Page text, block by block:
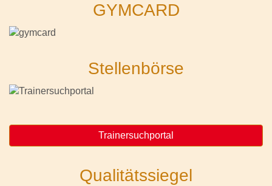
GYMCARD
Stellenbörse
Trainersuchportal
Qualitätssiegel